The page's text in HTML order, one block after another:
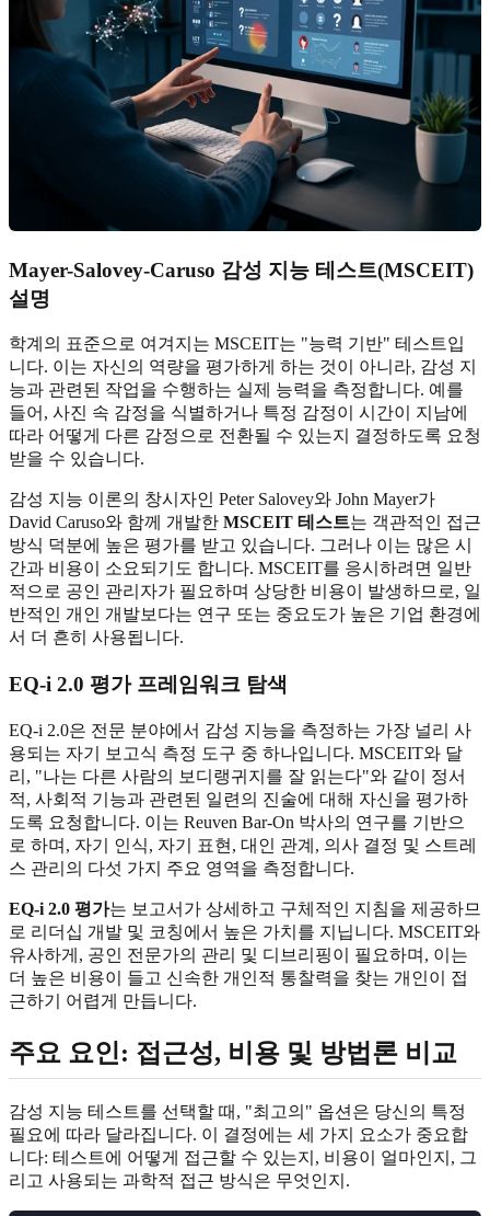
Mayer-Salovey-Caruso 감성 지능 테스트(MSCEIT)
설명
학계의 표준으로 여겨지는 MSCEIT는 "능력 기반" 테스트입
니다. 이는 자신의 역량을 평가하게 하는 것이 아니라, 감성 지
능과 관련된 작업을 수행하는 실제 능력을 측정합니다. 예를
들어, 사진 속 감정을 식별하거나 특정 감정이 시간이 지남에
따라 어떻게 다른 감정으로 전환될 수 있는지 결정하도록 요청
받을 수 있습니다.
감성 지능 이론의 창시자인 Peter Salovey와 John Mayer가
David Caruso와 함께 개발한 MSCEIT 테스트는 객관적인 접근
방식 덕분에 높은 평가를 받고 있습니다. 그러나 이는 많은 시
간과 비용이 소요되기도 합니다. MSCEIT를 응시하려면 일반
적으로 공인 관리자가 필요하며 상당한 비용이 발생하므로, 일
반적인 개인 개발보다는 연구 또는 중요도가 높은 기업 환경에
서 더 흔히 사용됩니다.
EQ-i 2.0 평가 프레임워크 탐색
EQ-i 2.0은 전문 분야에서 감성 지능을 측정하는 가장 널리 사
용되는 자기 보고식 측정 도구 중 하나입니다. MSCEIT와 달
리, "나는 다른 사람의 보디랭귀지를 잘 읽는다"와 같이 정서
적, 사회적 기능과 관련된 일련의 진술에 대해 자신을 평가하
도록 요청합니다. 이는 Reuven Bar-On 박사의 연구를 기반으
로 하며, 자기 인식, 자기 표현, 대인 관계, 의사 결정 및 스트레
스 관리의 다섯 가지 주요 영역을 측정합니다.
EQ-i 2.0 평가는 보고서가 상세하고 구체적인 지침을 제공하므
로 리더십 개발 및 코칭에서 높은 가치를 지닙니다. MSCEIT와
유사하게, 공인 전문가의 관리 및 디브리핑이 필요하며, 이는
더 높은 비용이 들고 신속한 개인적 통찰력을 찾는 개인이 접
근하기 어렵게 만듭니다.
주요 요인: 접근성, 비용 및 방법론 비교
감성 지능 테스트를 선택할 때, "최고의" 옵션은 당신의 특정
필요에 따라 달라집니다. 이 결정에는 세 가지 요소가 중요합
니다: 테스트에 어떻게 접근할 수 있는지, 비용이 얼마인지, 그
리고 사용되는 과학적 접근 방식은 무엇인지.